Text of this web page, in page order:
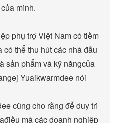
mình.
phụ trợ Việt Nam có tiềm
có thể thu hút các nhà đầu
sản phẩm và kỹ năngcủa
Yuaikwarmdee nói
cũng cho rằng để duy trì
mà các doanh nghiệp